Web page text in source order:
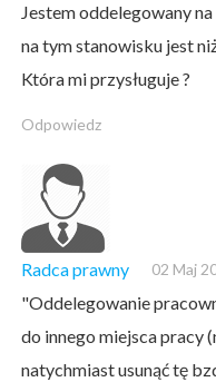
Jestem oddelegowany
na tym stanowisku jest
Która mi przysługuje ?
Odpowiedz
Radca prawny 02 Maj
"Oddelegowanie
do innego miejsca pracy
natychmiast usunąć tę